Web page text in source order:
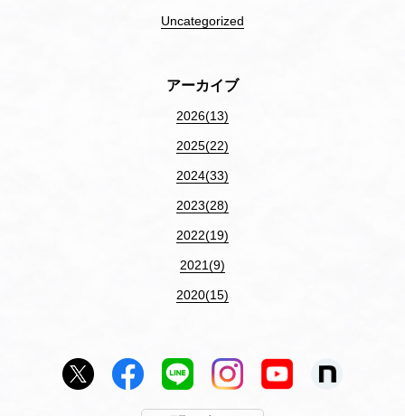
Uncategorized
アーカイブ
2026(13)
2025(22)
2024(33)
2023(28)
2022(19)
2021(9)
2020(15)